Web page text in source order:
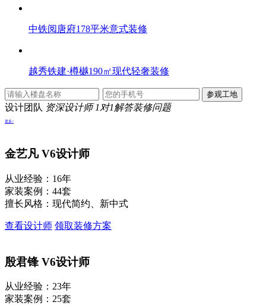
中铁阅唐府178平米意式装修
越秀铁建·樽樾190㎡现代轻奢装修
设计团队 资深设计师 1对1解答装修问题
更多>
金艺凡V6设计师
从业经验：16年
家装案例：44套
擅长风格：现代简约、新中式
查看设计师 领取装修方案
殷君锋 V6设计师
从业经验：23年
家装案例：25套